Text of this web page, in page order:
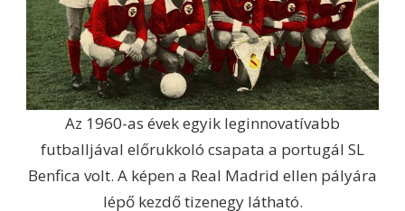
Az 1960-as évek egyik leginnovatívabb
futballjával előrukkoló csapata a portugál SL
Benfica volt. A képen a Real Madrid ellen pályára
lépő kezdő tizenegy látható.